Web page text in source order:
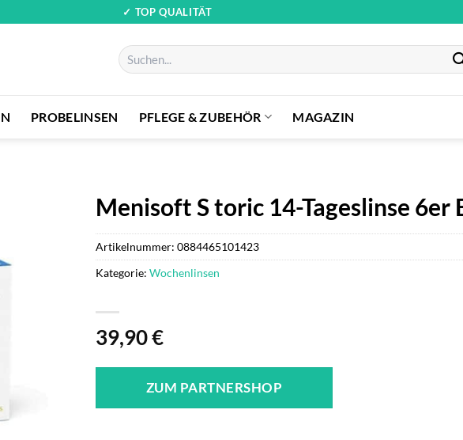
✓ TOP QUALITÄT
Suchen
nach:
PROBELINSEN PFLEGE & ZUBEHÖR MAGAZIN
Menisoft S toric 14-Tageslinse 6er
39,90€
ZUM PARTNERSHOP
Artikelnummer:0884465101423
Kategorie:Wochenlinsen